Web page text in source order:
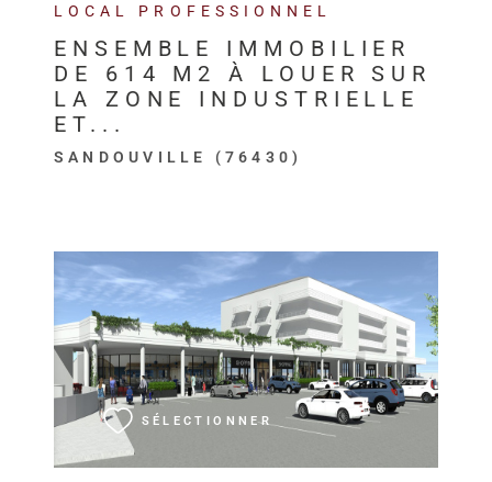
LOCAL PROFESSIONNEL
ENSEMBLE IMMOBILIER
DE 614 M2 À LOUER SUR
LA ZONE INDUSTRIELLE
ET...
SANDOUVILLE (76430)
SÉLECTIONNER
VOIR LE BIEN